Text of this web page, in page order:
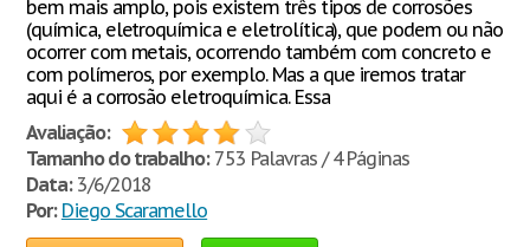
bem mais amplo, pois existem três tipos de corrosões
(química, eletroquímica e eletrolítica), que podem ou não
ocorrer com metais, ocorrendo também com concreto e
com polímeros, por exemplo. Mas a que iremos tratar
aqui é a corrosão eletroquímica. Essa
Avaliação:
Tamanho do trabalho:753 Palavras / 4 Páginas
Data:3/6/2018
Por: Diego Scaramello